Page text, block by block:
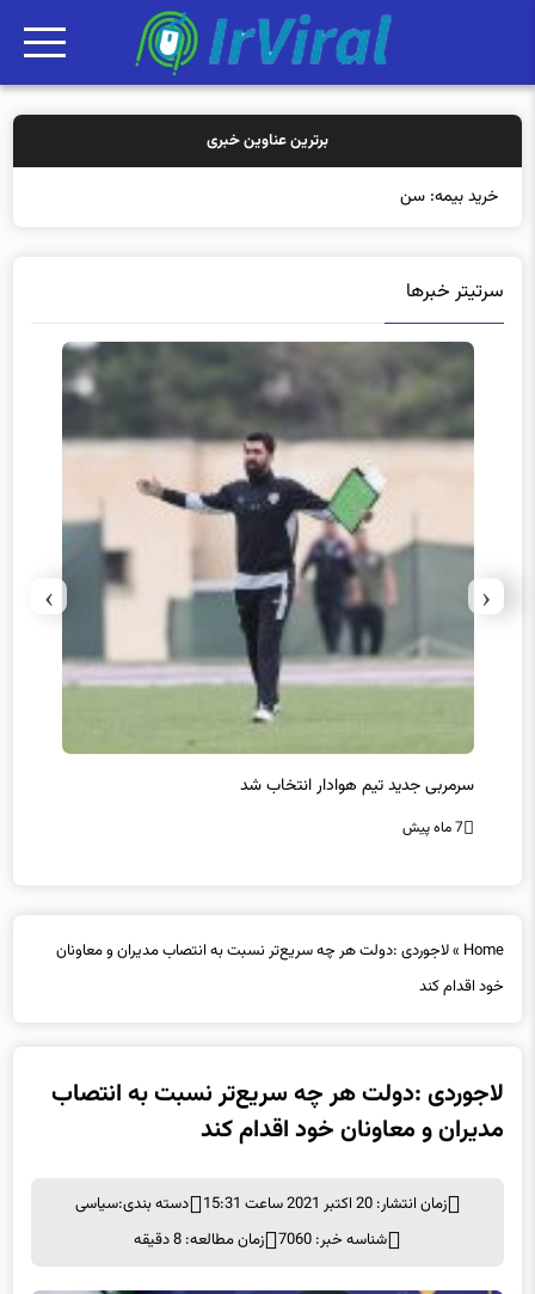
برترین عناوین خبری
خرید بیمه: سنتی یا آنلاین
سرتیتر خبرها
سرمربی جدید تیم هوادار انتخاب شد
7 ماه پیش
‹
›
Home
»لاجوردی :دولت هر چه سریع‌تر نسبت به انتصاب مدیران و معاونان
خود اقدام کند
لاجوردی :دولت هر چه سریع‌تر نسبت به انتصاب
مدیران و معاونان خود اقدام کند
زمان انتشار: 20 اکتبر 2021 ساعت 15:31 دسته بندی:سیاسی
شناسه خبر: 7060
زمان مطالعه: 8 دقیقه